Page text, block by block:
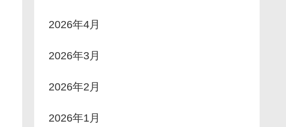
2026年4月
2026年3月
2026年2月
2026年1月